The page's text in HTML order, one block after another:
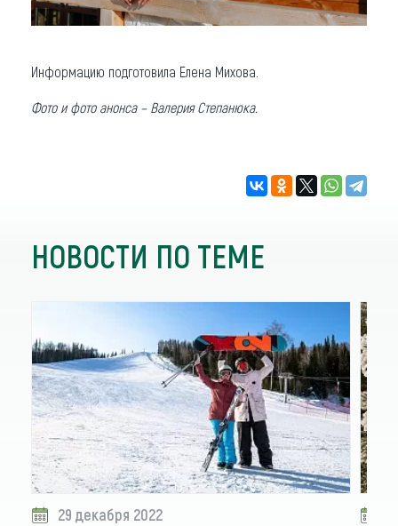
Информацию подготовила Елена Михова.
Фото и фото анонса – Валерия Степанюка.
НОВОСТИ ПО ТЕМЕ
29 декабря 2022